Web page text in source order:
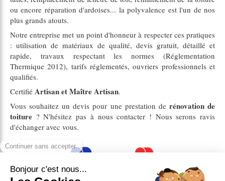
ou encore réparation d'ardoises... la polyvalence est l'un de nos
plus grands atouts.
Notre entreprise met un point d'honneur à respecter ces pratiques
: utilisation de matériaux de qualité, devis gratuit, détaillé et
rapide, travaux respectant les normes (Réglementation
Thermique 2012), tarifs réglementés, ouvriers professionnels et
qualifiés.
Certifié Artisan et Maître Artisan.
Vous souhaitez un devis pour une prestation de rénovation de
toiture ? N'hésitez pas à nous contacter ! Nous serons ravis
d'échanger avec vous.